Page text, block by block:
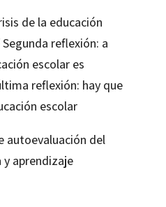
de la educación
reflexión: a
escolar es
reflexión: hay que
escolar
autoevaluación del
y aprendizaje